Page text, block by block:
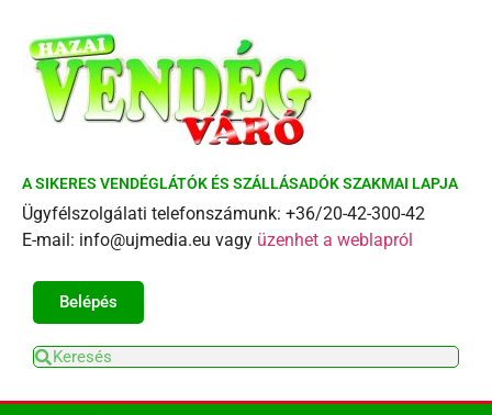
A SIKERES VENDÉGLÁTÓK ÉS SZÁLLÁSADÓK SZAKMAI LAPJA
Ügyfélszolgálati telefonszámunk: +36/20-42-300-42
E-mail: info@ujmedia.eu vagy üzenhet a weblapról
Belépés